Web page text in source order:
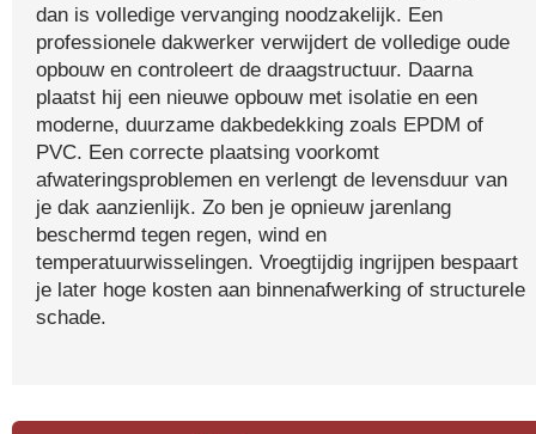
dan is volledige vervanging noodzakelijk. Een
professionele dakwerker verwijdert de volledige oude
opbouw en controleert de draagstructuur. Daarna
plaatst hij een nieuwe opbouw met isolatie en een
moderne, duurzame dakbedekking zoals EPDM of
PVC. Een correcte plaatsing voorkomt
afwateringsproblemen en verlengt de levensduur van
je dak aanzienlijk. Zo ben je opnieuw jarenlang
beschermd tegen regen, wind en
temperatuurwisselingen. Vroegtijdig ingrijpen bespaart
je later hoge kosten aan binnenafwerking of structurele
schade.